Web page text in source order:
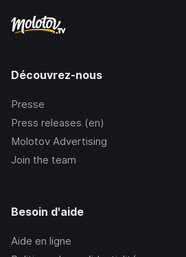
Découvrez-nous
Presse
Press releases (en)
Molotov Advertising
Join the team
Besoin d'aide
Aide en ligne